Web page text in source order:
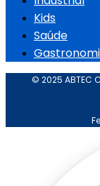
Kids
Saúde
© 2025 ABTEC